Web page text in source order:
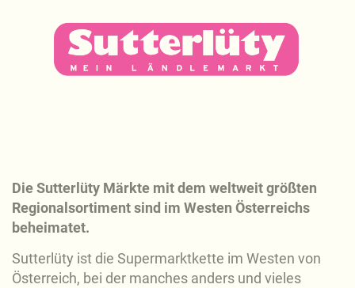
Die Sutterlüty Märkte mit dem weltweit größten
Regionalsortiment sind im Westen Österreichs
beheimatet.
Sutterlüty ist die Supermarktkette im Westen von
Österreich, bei der manches anders und vieles